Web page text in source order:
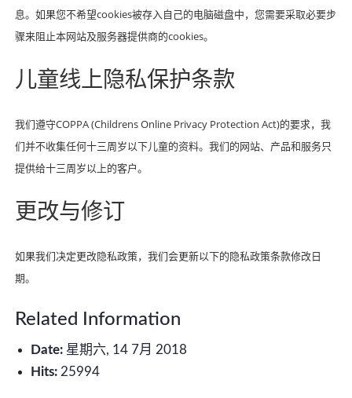
息。如果您不希望cookies被存入自己的电脑磁盘中，您需要采取必要步
骤来阻止本网站及服务器提供商的cookies。
儿童线上隐私保护条款
我们遵守COPPA (Childrens Online Privacy Protection Act)的要求，我
们并不收集任何十三周岁以下儿童的资料。我们的网站、产品和服务只
提供给十三周岁以上的客户。
更改与修订
如果我们决定更改隐私政策，我们会更新以下的隐私政策条款修改日
期。
Related Information
Date: 星期六, 14 7月 2018
Hits: 25994